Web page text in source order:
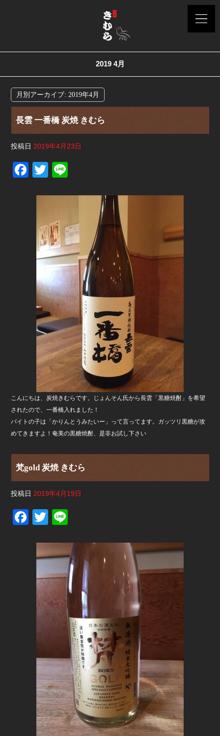
2019 4月
月別アーカイブ:2019年4月
長雲 一番橋 炭焼 きむら
投稿日 2019年4月23日
F
c
b
o
o
k
T
tt
er
e
こんにちは、炭焼きむらです。じょんそん氏から長雲「黒糖焼酎」を希望
されたので、一番橋入れました！
バイトの子は「かりんとうみたいー」って言ってます。ガッツリ黒糖が攻
めてきますよ！奄美の黒糖焼酎、是非お試し下さい
梵gold 炭焼 きむら
投稿日 2019年4月19日
F
c
e
b
o
o
T
tt
er
e